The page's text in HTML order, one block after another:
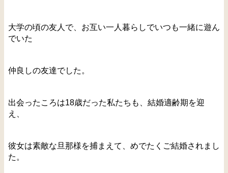
大学の頃の友人で、お互い一人暮らしでいつも一緒に遊ん
でいた
仲良しの友達でした。
出会ったころは18歳だった私たちも、結婚適齢期を迎
え、
彼女は素敵な旦那様を捕まえて、めでたくご結婚されまし
た。